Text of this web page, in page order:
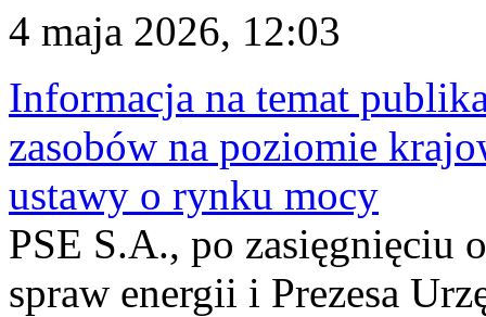
4 maja 2026, 12:03
Informacja na temat
zasobów na poziomie
ustawy o rynku mocy
PSE S.A., po zasięgnięciu
spraw energii i Prezesa